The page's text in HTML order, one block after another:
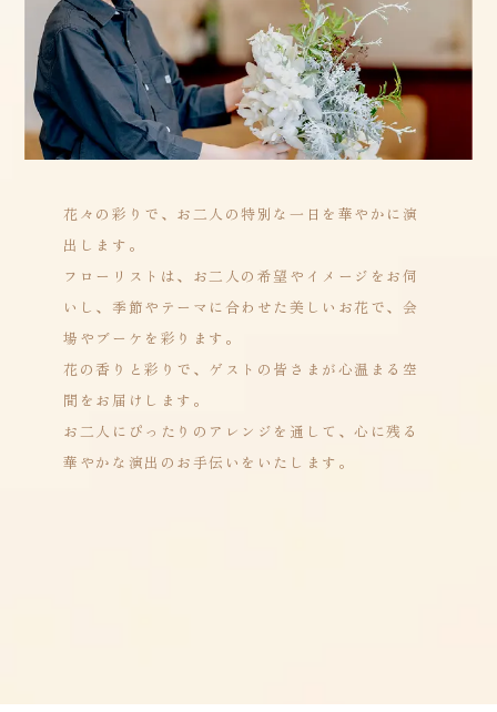
花々の彩りで、お二人の特別な一日を華やかに演
出します。
フローリストは、お二人の希望やイメージをお伺
いし、季節やテーマに合わせた美しいお花で、会
場やブーケを彩ります。
花の香りと彩りで、ゲストの皆さまが心温まる空
間をお届けします。
お二人にぴったりのアレンジを通して、心に残る
華やかな演出のお手伝いをいたします。